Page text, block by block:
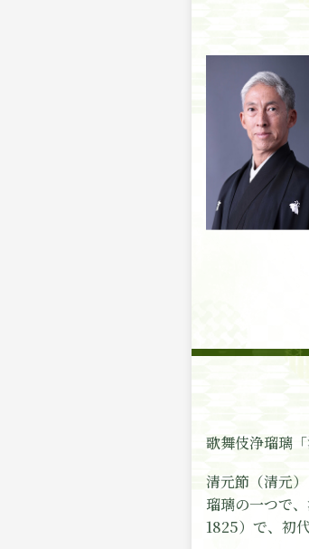
清元宗家高
昼の部 「玉
昼の部 「道
～2026年6月
祐天寺かさね
発起人七世清
歌舞伎浄瑠璃「
清元節（清元
瑠璃の一つで
1825）で、初